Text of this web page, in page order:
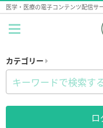
医学・医療の電子コンテンツ配信サ
カテゴリー